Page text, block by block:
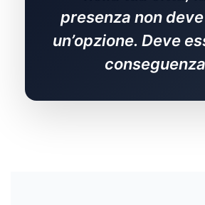
presenza non
un’opzione. Deve